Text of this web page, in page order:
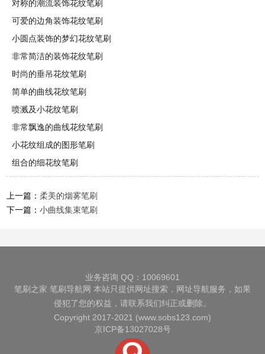
对称的潮流装饰花纹笔刷
可爱的边角装饰花纹笔刷
小圆点装饰的梦幻花纹笔刷
非常简洁的装饰花纹笔刷
时尚的垂吊花纹笔刷
简单的曲线花纹笔刷
喷溅及小花纹笔刷
非常飘逸的曲线花纹笔刷
小花纹组成的图形笔刷
组合的细花纹笔刷
上一篇：柔美的烟雾笔刷
下一篇：小曲线集束笔刷
业务咨询 QQ：10069601
笔刷之家 笔刷导航网 本站只提供网址搜索，网址导航服务，如果
侵犯了您的权益，请联系我们纠正或删除。
Copyright 2017-2021 (www.sobs123.com)
京ICP备13027028号